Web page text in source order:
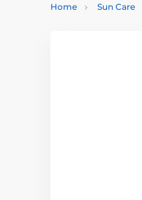
Home Sun Care